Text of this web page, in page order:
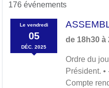
176 événements
Le vendredi
05
DÉC. 2025
de 18h30 à
Ordre du
Président. •
Compte